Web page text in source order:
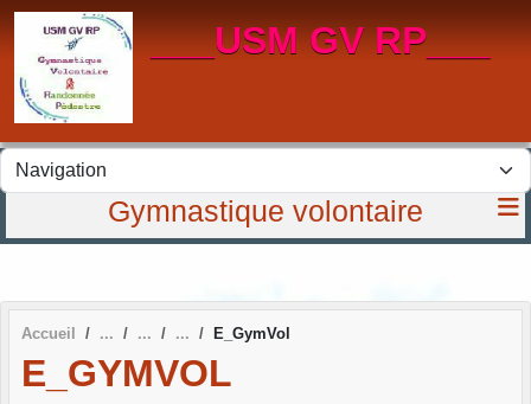
___USM GV RP___
Gymnastique volontaire
Accueil E_GymVol
E_GYMVOL
Panneau de gestion des cookies